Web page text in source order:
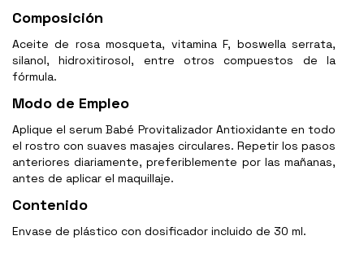
Composición
Aceite de rosa mosqueta, vitamina F, boswella serrata,
silanol, hidroxitirosol, entre otros compuestos de la
fórmula.
Modo de Empleo
Aplique el serum Babé Provitalizador Antioxidante en todo
el rostro con suaves masajes circulares. Repetir los pasos
anteriores diariamente, preferiblemente por las mañanas,
antes de aplicar el maquillaje.
Contenido
Envase de plástico con dosificador incluido de 30 ml.